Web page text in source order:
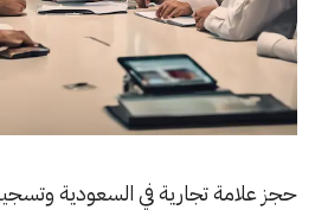
حجز علامة تجارية في السعودية